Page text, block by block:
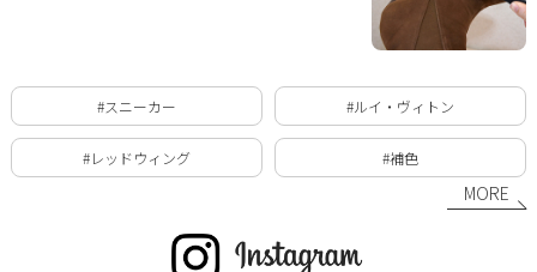
#スニーカー #ルイ・ヴィトン
#レッドウィング #補色
MORE